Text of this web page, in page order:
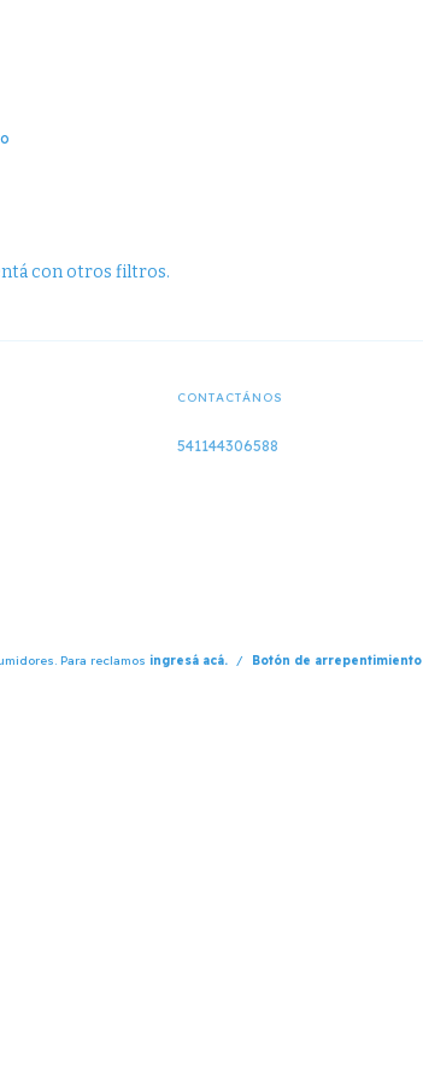
con otros filtros.
CONTACTÁNOS
541144306588
Para reclamos ingresá acá. / Botón de arrepentimiento